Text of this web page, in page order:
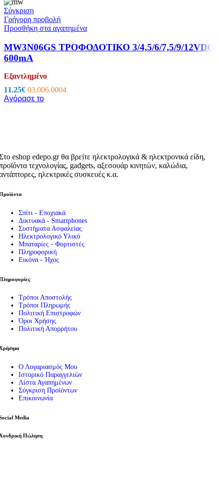
Σύγκριση
Γρήγορη προβολή
Προσθήκη στα αγαπημένα
MW3N06GS ΤΡΟΦΟΔΟΤΙΚΟ 3/4,5/6/7,5/9/12VDC
600mA
Εξαντλημένο
11.25€ 03.006.0004
Αγόρασε το
eshop edepo.gr θα βρείτε ηλεκτρολογικά & ηλεκτρονικά είδη,
τεχνολογίας, gadgets, αξεσουάρ κινητών, καλώδια,
ηλεκτρικές συσκευές κ.α.
Σπίτι - Εποχιακά
Δικτυακά - Smartphones
Συστήματα Ασφαλείας
Ηλεκτρολογικό Υλικό
Μπαταρίες - Φορτιστές
Πληροφορική
Εικόνα - Ήχος
Τρόποι Αποστολής
Τρόποι Πληρωμής
Πολιτική Επιστροφών
Όροι Χρήσης
Πολιτική Απορρήτου
Ο Λογαριασμός Μου
Ιστορικό Παραγγελιών
Λίστα Αγαπημένων
Σύγκριση Προϊόντων
Επικοινωνία
Media
Πώληση